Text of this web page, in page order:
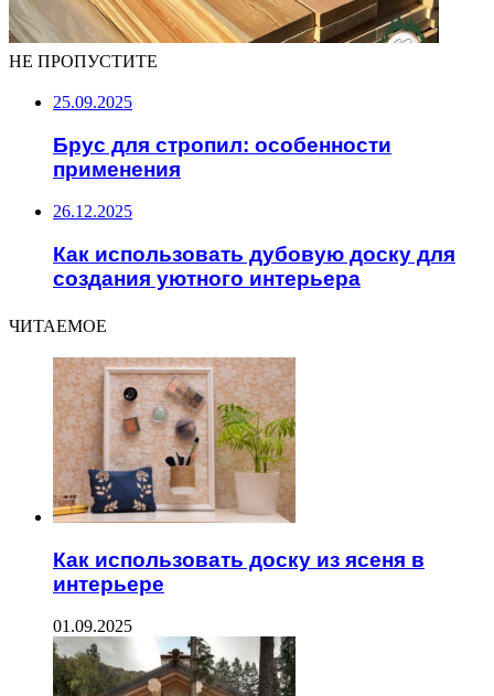
НЕ ПРОПУСТИТЕ
25.09.2025
Брус для стропил: особенности
применения
26.12.2025
Как использовать дубовую доску для
создания уютного интерьера
ЧИТАЕМОЕ
Как использовать доску из ясеня в
интерьере
01.09.2025